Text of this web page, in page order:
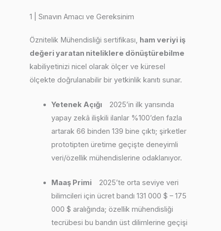
1 | Sınavın Amacı ve Gereksinim
Öznitelik Mühendisliği sertifikası, ham veriyi iş
değeri yaratan niteliklere dönüştürebilme
kabiliyetinizi nicel olarak ölçer ve küresel
ölçekte doğrulanabilir bir yetkinlik kanıtı sunar.
Yetenek Açığı 2025’in ilk yarısında
yapay zekâ ilişkili ilanlar %100’den fazla
artarak 66 binden 139 bine çıktı; şirketler
prototipten üretime geçişte deneyimli
veri/özellik mühendislerine odaklanıyor.
Maaş Primi 2025’te orta seviye veri
bilimcileri için ücret bandı 131 000 $ – 175
000 $ aralığında; özellik mühendisliği
tecrübesi bu bandın üst dilimlerine geçişi